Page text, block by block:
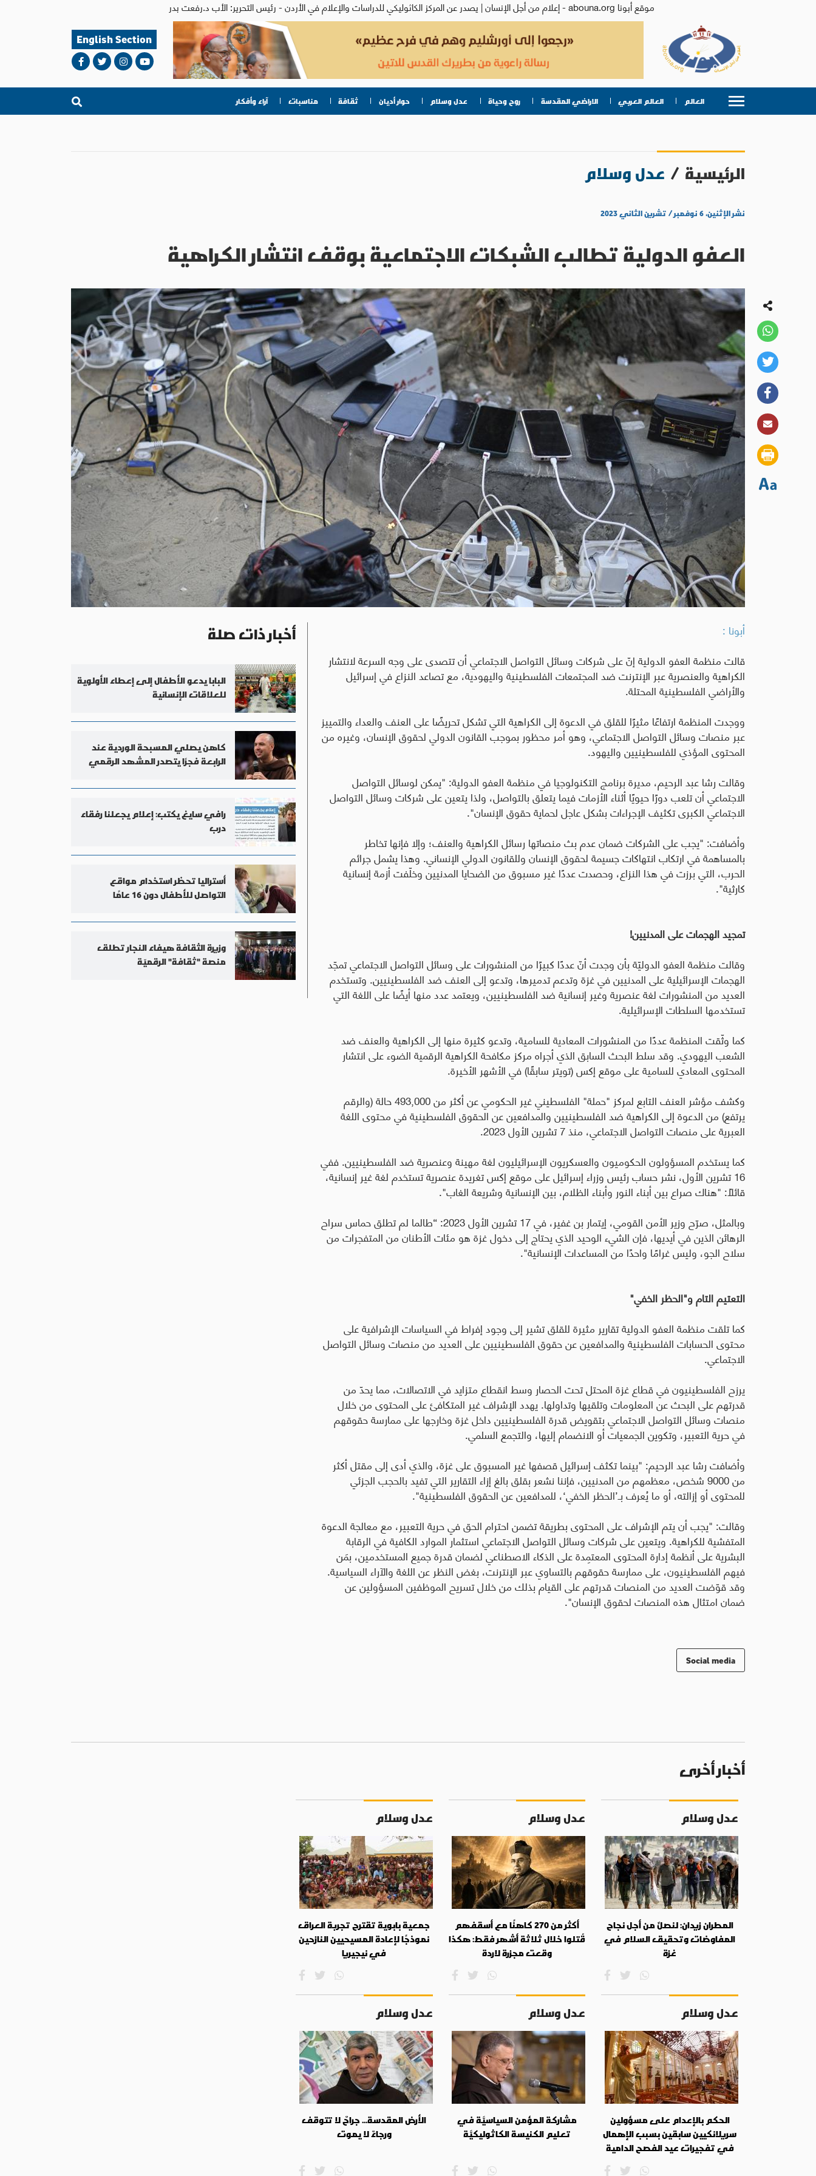
موقع أبونا abouna.org - إعلام من أجل الإنسان | يصدر عن المركز الكاثوليكي للدراسات والإعلام في الأردن - رئيس التحرير: الأب د.رفعت بدر
English Section
العالم العالم العربي الاراضي المقدسة روح وحياة عدل وسلام حوار أديان ثقافة مناسبات آراء وأفكار
الرئيسية / عدل وسلام
نشر الإثنين، ٦ نوفمبر / تشرين الثاني ٢٠٢٣
العفو الدولية تطالب الشبكات الاجتماعية بوقف انتشار الكراهية
أبونا :
قالت منظمة العفو الدولية إنّ على شركات وسائل التواصل الاجتماعي أن تتصدى على وجه السرعة لانتشار
الكراهية والعنصرية عبر الإنترنت ضد المجتمعات الفلسطينية واليهودية، مع تصاعد النزاع في إسرائيل
والأراضي الفلسطينية المحتلة.
ووجدت المنظمة ارتفاعًا مثيرًا للقلق في الدعوة إلى الكراهية التي تشكل تحريضًا على العنف والعداء والتمييز
عبر منصات وسائل التواصل الاجتماعي، وهو أمر محظور بموجب القانون الدولي لحقوق الإنسان، وغيره من
المحتوى المؤذي للفلسطينيين واليهود.
وقالت رشا عبد الرحيم، مديرة برنامج التكنولوجيا في منظمة العفو الدولية: "يمكن لوسائل التواصل
الاجتماعي أن تلعب دورًا حيويًا أثناء الأزمات فيما يتعلق بالتواصل، ولذا يتعين على شركات وسائل التواصل
الاجتماعي الكبرى تكثيف الإجراءات بشكل عاجل لحماية حقوق الإنسان".
وأضافت: "يجب على الشركات ضمان عدم بث منصاتها رسائل الكراهية والعنف؛ وإلا فإنها تخاطر
بالمساهمة في ارتكاب انتهاكات جسيمة لحقوق الإنسان وللقانون الدولي الإنساني. وهذا يشمل جرائم
الحرب، التي برزت في هذا النزاع، وحصدت عددًا غير مسبوق من الضحايا المدنيين وخلّفت أزمة إنسانية
كارثية".
تمجيد الهجمات على المدنيين!
وقالت منظمة العفو الدوليّة بأن وجدت أنّ عددًا كبيرًا من المنشورات على وسائل التواصل الاجتماعي تمجّد
الهجمات الإسرائيلية على المدنيين في غزة وتدعم تدميرها، وتدعو إلى العنف ضد الفلسطينيين. وتستخدم
العديد من المنشورات لغة عنصرية وغير إنسانية ضد الفلسطينيين، ويعتمد عدد منها أيضًا على اللغة التي
تستخدمها السلطات الإسرائيلية.
كما وثّقت المنظمة عددًا من المنشورات المعادية للسامية، وتدعو كثيرة منها إلى الكراهية والعنف ضد
الشعب اليهودي. وقد سلط البحث السابق الذي أجراه مركز مكافحة الكراهية الرقمية الضوء على انتشار
المحتوى المعادي للسامية على موقع إكس (تويتر سابقًا) في الأشهر الأخيرة.
وكشف مؤشر العنف التابع لمركز "حملة" الفلسطيني غير الحكومي عن أكثر من 493,000 حالة (والرقم
يرتفع) من الدعوة إلى الكراهية ضد الفلسطينيين والمدافعين عن الحقوق الفلسطينية في محتوى اللغة
العبرية على منصات التواصل الاجتماعي، منذ 7 تشرين الأول 2023
.
كما يستخدم المسؤولون الحكوميون والعسكريون الإسرائيليون لغة مهينة وعنصرية ضد الفلسطينيين. ففي
16 تشرين الأول، نشر حساب رئيس وزراء إسرائيل على موقع إكس تغريدة عنصرية تستخدم لغة غير إنسانية،
قائلًا: "هناك صراع بين أبناء النور وأبناء الظلام، بين الإنسانية وشريعة الغاب".
وبالمثل، صرّح وزير الأمن القومي، إيتمار بن غفير، في 17 تشرين الأول 2023: “طالما لم تطلق حماس سراح
الرهائن الذين في أيديها، فإن الشيء الوحيد الذي يحتاج إلى دخول غزة هو مئات الأطنان من المتفجرات من
سلاح الجو، وليس غرامًا واحدًا من المساعدات الإنسانية".
التعتيم التام و"الحظر الخفي"
كما تلقت منظمة العفو الدولية تقارير مثيرة للقلق تشير إلى وجود إفراط في السياسات الإشرافية على
محتوى الحسابات الفلسطينية والمدافعين عن حقوق الفلسطينيين على العديد من منصات وسائل التواصل
الاجتماعي.
يرزح الفلسطينيون في قطاع غزة المحتل تحت الحصار وسط انقطاع متزايد في الاتصالات، مما يحدّ من
قدرتهم على البحث عن المعلومات وتلقيها وتداولها. يهدد الإشراف غير المتكافئ على المحتوى من خلال
منصات وسائل التواصل الاجتماعي بتقويض قدرة الفلسطينيين داخل غزة وخارجها على ممارسة حقوقهم
في حرية التعبير، وتكوين الجمعيات أو الانضمام إليها، والتجمع السلمي.
وأضافت رشا عبد الرحيم: "بينما تكثف إسرائيل قصفها غير المسبوق على غزة، والذي أدى إلى مقتل أكثر
من 9000 شخص، معظمهم من المدنيين، فإننا نشعر بقلق بالغ إزاء التقارير التي تفيد بالحجب الجزئي
للمحتوى أو إزالته، أو ما يُعرف بـ’الحظر الخفي‘، للمدافعين عن الحقوق الفلسطينية".
وقالت: "يجب أن يتم الإشراف على المحتوى بطريقة تضمن احترام الحق في حرية التعبير، مع معالجة الدعوة
المتفشية للكراهية. ويتعين على شركات وسائل التواصل الاجتماعي استثمار الموارد الكافية في الرقابة
البشرية على أنظمة إدارة المحتوى المعتمِدة على الذكاء الاصطناعي لضمان قدرة جميع المستخدمين، بمَن
فيهم الفلسطينيون، على ممارسة حقوقهم بالتساوي عبر الإنترنت، بغض النظر عن اللغة والآراء السياسية.
وقد قوّضت العديد من المنصات قدرتهم على القيام بذلك من خلال تسريح الموظفين المسؤولين عن
ضمان امتثال هذه المنصات لحقوق الإنسان".
Social media
أخبار ذات صلة
البابا يدعو الأطفال إلى إعطاء الأولوية
للعلاقات الإنسانية
كاهن يصلي المسبحة الوردية عند
الرابعة فجرًا يتصدر المشهد الرقمي
رافي سايغ يكتب: إعلام يجعلنا رفقاء
درب
أستراليا تحظر استخدام مواقع
التواصل للأطفال دون 16 عامًا
وزيرة الثقافة هيفاء النجار تطلق
منصة "ثقافة" الرقميّة
أخبار أخرى
عدل وسلام
المطران زيدان: لنصلِّ من أجل نجاح
المفاوضات وتحقيق السلام في
غزة
عدل وسلام
أكثر من 270 كاهنًا مع أسقفهم
قُتلوا خلال ثلاثة أشهر فقط: هكذا
وقعت مجزرة لاردة
عدل وسلام
جمعية بابوية تقترح تجربة العراق
نموذجًا لإعادة المسيحيين النازحين
في نيجيريا
عدل وسلام
الحكم بالإعدام على مسؤولين
سريلانكيين سابقين بسبب الإهمال
في تفجيرات عيد الفصح الدامية
عدل وسلام
مشاركة المؤمن السياسيَّة في
تعليم الكنيسة الكاثوليكيَّة
عدل وسلام
الأرض المقدسة... جراحٌ لا تتوقف
ورجاءٌ لا يموت